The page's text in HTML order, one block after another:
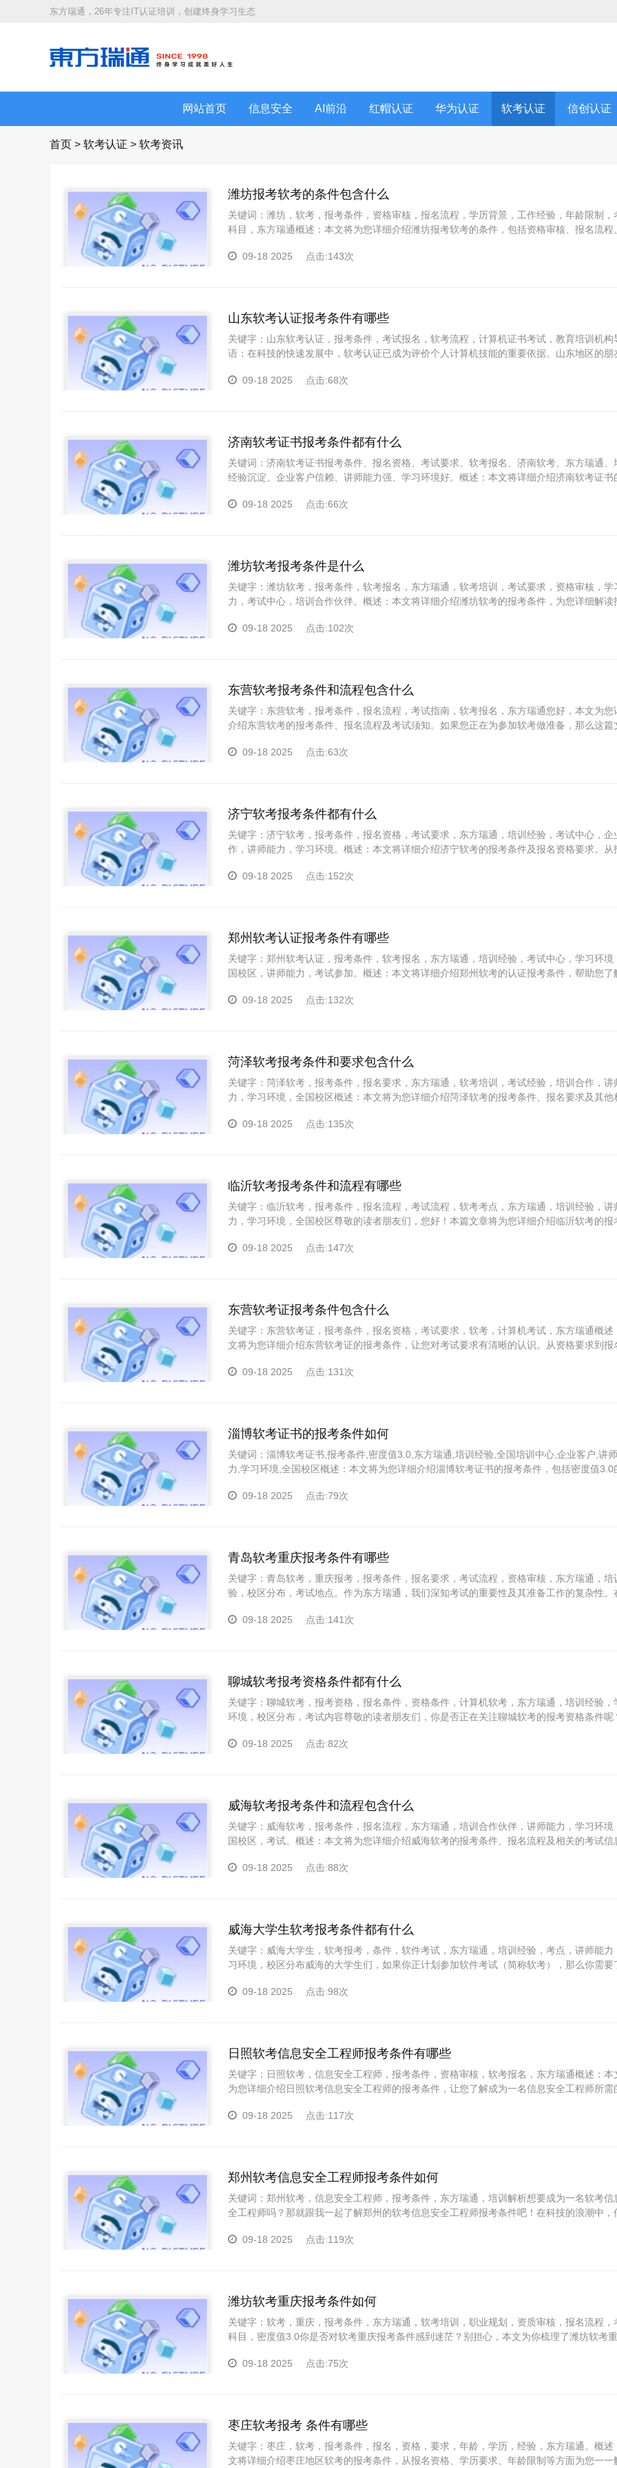
东方瑞通，26年专注IT认证培训，创建终身学习生态
网站首页 信息安全 AI前沿 红帽认证 华为认证 软考认证 信创认证
首页 > 软考认证 > 软考资讯
潍坊报考软考的条件包含什么
关键词：潍坊，软考，报考条件，资格审核，报名流程，学历背景，工作经验，年龄限制，
科目，东方瑞通概述：本文将为您详细介绍潍坊报考软考的条件，包括资格审核、报名流程
机构，将为您解读软考报考条件，助您顺利参加考试。一、资格审
09-18 2025 点击:143次
山东软考认证报考条件有哪些
关键字：山东软考认证，报考条件，考试报名，软考流程，计算机证书考试，教育培训机构
语：在科技的快速发展中，软考认证已成为评价个人计算机技能的重要依据。山东地区的朋
瑞通一起开启您的软考之旅。一、概述山东软考认证是评价个人
09-18 2025 点击:68次
济南软考证书报考条件都有什么
关键词：济南软考证书报考条件、报名资格、考试要求、软考报名、济南软考、东方瑞通、
经验沉淀、企业客户信赖、讲师能力强、学习环境好。概述：本文将详细介绍济南软考证书
方瑞通，让您在备考路上少走弯路。一、报名资格1.年龄要求：通常要求报考者年满1
09-18 2025 点击:66次
潍坊软考报考条件是什么
关键字：潍坊软考，报考条件，软考报名，东方瑞通，软考培训，考试要求，资格审核，学
力，考试中心，培训合作伙伴。概述：本文将详细介绍潍坊软考的报考条件，为您详细解读
助力09-18 2025 点击:102次
东营软考报考条件和流程包含什么
关键字：东营软考，报考条件，报名流程，考试指南，软考报名，东方瑞通您好，本文为您
介绍东营软考的报考条件、报名流程及考试须知。如果您正在为参加软考做准备，那么这篇
试，首先需要了解报考条件及流程。本文将为您详细解析东营软考的报考条件、报名流程、
09-18 2025 点击:63次
济宁软考报考条件都有什么
关键字：济宁软考，报考条件，报名资格，考试要求，东方瑞通，培训经验，考试中心，企
作，讲师能力，学习环境。概述：本文将详细介绍济宁软考的报考条件及报名资格要求。从
09-18 2025
点击:152次
郑州软考认证报考条件有哪些
关键字：郑州软考认证，报考条件，软考报名，东方瑞通，培训经验，考试中心，学习环境
国校区，讲师能力，考试参加。概述：本文将详细介绍郑州软考的认证报考条件，帮助您了
助力您在备考和考试过程中一帆风顺。让我们一同来了解更多的详细信息吧。一、基本资格
09-18 2025 点击:132次
菏泽软考报考条件和要求包含什么
关键字：菏泽软考，报考条件，报名要求，东方瑞通，软考培训，考试经验，培训合作，讲
力，学习环境，全国校区概述：本文将为您详细介绍菏泽软考的报考条件、报名要求及其他
考和参加考试。一、菏泽软考报考条件1.学历背景：大专及以上学历，计算机相关专业优先考
09-18 2025 点击:135次
临沂软考报考条件和流程有哪些
关键字：临沂软考，报考条件，报名流程，考试流程，软考考点，东方瑞通，培训经验，讲
力，学习环境，全国校区尊敬的读者朋友们，您好！本篇文章将为您详细介绍临沂软考的报
供有力支持。一、
09-18 2025 点击:147次
东营软考证报考条件包含什么
关键字：东营软考证，报考条件，报名资格，考试要求，软考，计算机考试，东方瑞通概述
文将为您详细介绍东营软考证的报考条件，让您对考试要求有清晰的认识。从资格要求到报
备考之路增添信心。一、东营软考证报考条件概览想要参加东营软考证，您需要满足以下条
09-18 2025 点击:131次
淄博软考证书的报考条件如何
关键词：淄博软考证书,报考条件,密度值3.0,东方瑞通,培训经验,全国培训中心,企业客户,讲
力,学习环境,全国校区概述：本文将为您详细介绍淄博软考证书的报考条件，包括密度值3.0
利迈向成功之路。一、报考条件概览想要报考淄博软考证书，您需要满
09-18 2025 点击:79次
青岛软考重庆报考条件有哪些
关键字：青岛软考，重庆报考，报考条件，报名要求，考试流程，资格审核，东方瑞通，培
验，校区分布，考试地点。作为东方瑞通，我们深知考试的重要性及其准备工作的复杂性。
岛软考是
09-18 2025 点击:141次
聊城软考报考资格条件都有什么
关键字：聊城软考，报考资格，报名条件，资格条件，计算机软考，东方瑞通，培训经验，
环境，校区分布，考试内容尊敬的读者朋友们，你是否正在关注聊城软考的报考资格条件呢
聊城软考简介聊城软考是指计算机技术与软件专业技术资格（水平）考试。对于想要进入IT
09-18 2025 点击:82次
威海软考报考条件和流程包含什么
关键字：威海软考，报考条件，报名流程，东方瑞通，培训合作伙伴，讲师能力，学习环境
国校区，考试。概述：本文将为您详细介绍威海软考的报考条件、报名流程及相关的考试信
挑战。跟随我们的步伐，一
09-18 2025 点击:88次
威海大学生软考报考条件都有什么
关键字：威海大学生，软考报考，条件，软件考试，东方瑞通，培训经验，考点，讲师能力
习环境，校区分布威海的大学生们，如果你正计划参加软件考试（简称软考），那么你需要
09-18 2025
点击:98次
日照软考信息安全工程师报考条件有哪些
关键字：日照软考，信息安全工程师，报考条件，资格审核，软考报名，东方瑞通概述：本
为您详细介绍日照软考信息安全工程师的报考条件，让您了解成为一名信息安全工程师所需
接下来，让我们一同看看具体有哪些报考条件吧。一、学历背景要求1.本科及以上学历：报
09-18 2025 点击:117次
郑州软考信息安全工程师报考条件如何
关键词：郑州软考，信息安全工程师，报考条件，东方瑞通，培训解析想要成为一名软考信
全工程师吗？那就跟我一起了解郑州的软考信息安全工程师报考条件吧！在科技的浪潮中，
09-18 2025
点击:119次
潍坊软考重庆报考条件如何
关键字：软考，重庆，报考条件，东方瑞通，软考培训，职业规划，资质审核，报名流程，
科目，密度值3.0你是否对软考重庆报考条件感到迷茫？别担心，本文为你梳理了潍坊软考
考试，是评价计算机软件技术水平和能力的重要考试。重庆地区的软考备受关注，对于想要从
09-18 2025 点击:75次
枣庄软考报考 条件有哪些
关键字：枣庄，软考，报考条件，报名，资格，要求，年龄，学历，经验，东方瑞通。概述
文将详细介绍枣庄地区软考的报考条件，从报名资格、学历要求、年龄限制等方面为您一一